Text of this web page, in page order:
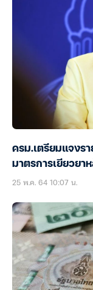
ครม.เตรียมแจงร
มาตรการเยียวยา
25 พ.ค. 64 10:07 น.